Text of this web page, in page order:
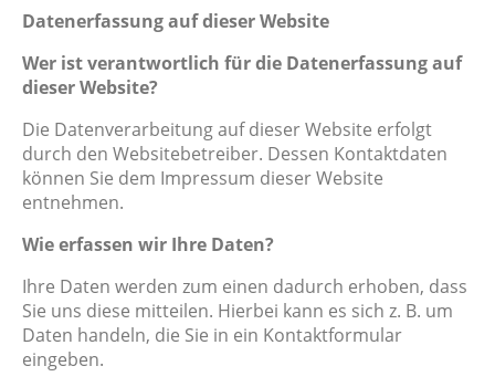
Datenerfassung auf dieser Website
Wer ist verantwortlich für die Datenerfassung auf
dieser Website?
Die Datenverarbeitung auf dieser Website erfolgt
durch den Websitebetreiber. Dessen Kontaktdaten
können Sie dem Impressum dieser Website
entnehmen.
Wie erfassen wir Ihre Daten?
Ihre Daten werden zum einen dadurch erhoben, dass
Sie uns diese mitteilen. Hierbei kann es sich z. B. um
Daten handeln, die Sie in ein Kontaktformular
eingeben.